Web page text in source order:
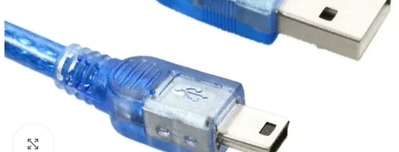
Click to enlarge